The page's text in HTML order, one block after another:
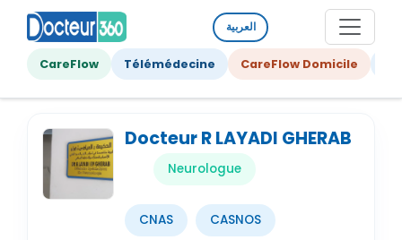
العربية
CareFlow Télémédecine CareFlow Domicile
Docteur R LAYADI GHERAB
Neurologue
CNAS CASNOS